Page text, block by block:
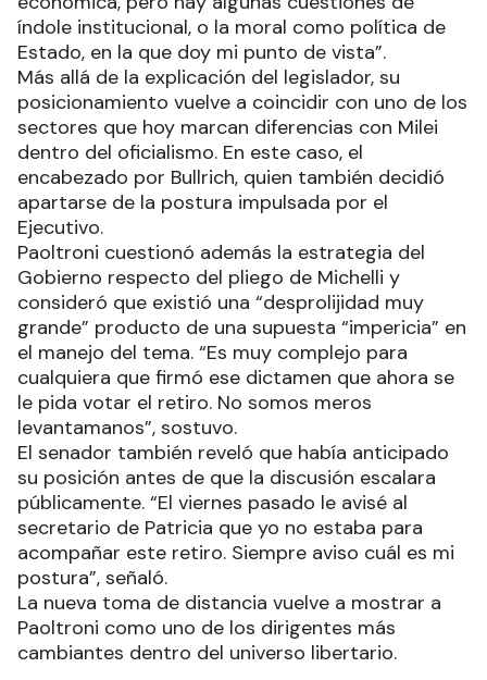
índole institucional, o la moral como política de
Estado, en la que doy mi punto de vista”.
Más allá de la explicación del legislador, su
posicionamiento vuelve a coincidir con uno de los
sectores que hoy marcan diferencias con Milei
dentro del oficialismo. En este caso, el
encabezado por Bullrich, quien también decidió
apartarse de la postura impulsada por el
Ejecutivo.
Paoltroni cuestionó además la estrategia del
Gobierno respecto del pliego de Michelli y
consideró que existió una “desprolijidad muy
grande” producto de una supuesta “impericia” en
el manejo del tema. “Es muy complejo para
cualquiera que firmó ese dictamen que ahora se
le pida votar el retiro. No somos meros
levantamanos”, sostuvo.
El senador también reveló que había anticipado
su posición antes de que la discusión escalara
públicamente. “El viernes pasado le avisé al
secretario de Patricia que yo no estaba para
acompañar este retiro. Siempre aviso cuál es mi
postura”, señaló.
La nueva toma de distancia vuelve a mostrar a
Paoltroni como uno de los dirigentes más
cambiantes dentro del universo libertario.